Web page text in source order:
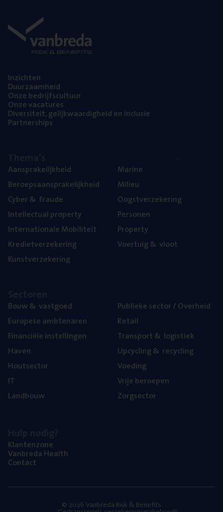
Inzich­ten
Duur­zaam­heid
Onze bedrijfs­cul­tuur
Onze vaca­tu­res
Diver­si­teit, gelijk­waar­dig­heid en inclusie
Part­ner­ships
Aan­spra­ke­lijk­heid
Beroeps­aan­spra­ke­lijk­heid
Cyber& fraude
Intel­lec­tu­al property
Inter­na­ti­o­na­le Mobiliteit
Kre­diet­ver­ze­ke­ring
Kunst­ver­ze­ke­ring
Mari­ne
Mili­eu
Oogst­ver­ze­ke­ring
Per­so­nen
Pro­per­ty
Voer­tuig& vloot
Bouw& vastgoed
Euro­pe­se ambtenaren
Finan­ci­ë­le instellingen
Haven
Hout­sec­tor
IT
Land­bouw
Publie­ke sec­tor / Overheid
Retail
Trans­port& logistiek
Upcy­cling& recycling
Voe­ding
Vrije beroe­pen
Zorg­sec­tor
Klan­ten­zo­ne
Van­b­re­da Health
Con­tact
© 2026 Vanbreda Risk & Benefits